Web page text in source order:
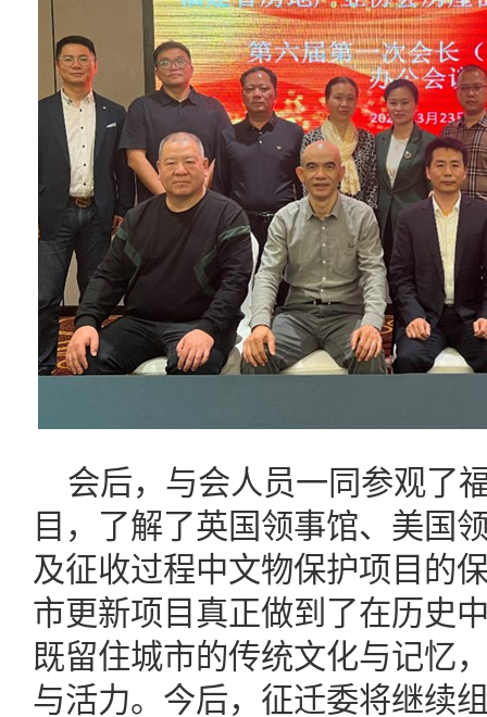
会后，与会人员一同参观了
目，了解了英国领事馆、美国
及征收过程中文物保护项目的
市更新项目真正做到了在历史
既留住城市的传统文化与记忆
与活力。今后，征迁委将继续